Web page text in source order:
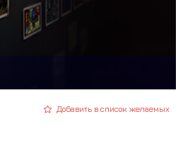
Добавить в список желаемых